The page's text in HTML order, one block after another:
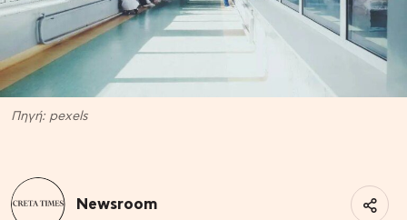
Πηγή: pexels
Newsroom